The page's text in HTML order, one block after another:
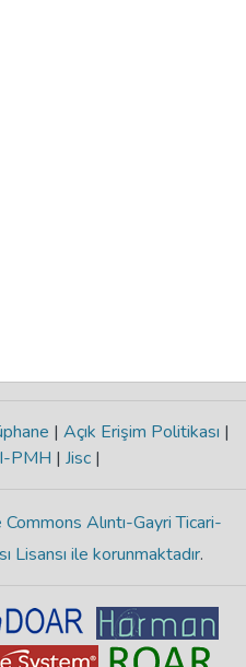
| Açık Erişim Politikası |
PMH | Jisc |
Alıntı-Gayri Ticari-
Lisansı ile korunmaktadır.